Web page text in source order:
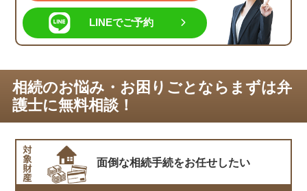
LINEでご予約
相続のお悩み・お困りごとならまずは弁
護士に無料相談！
面倒な相続手続をお任せしたい